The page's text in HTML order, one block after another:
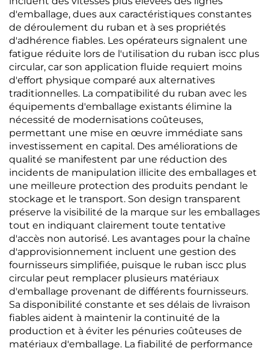
d'emballage, dues aux caractéristiques constantes
de déroulement du ruban et à ses propriétés
d'adhérence fiables. Les opérateurs signalent une
fatigue réduite lors de l'utilisation du ruban iscc plus
circular, car son application fluide requiert moins
d'effort physique comparé aux alternatives
traditionnelles. La compatibilité du ruban avec les
équipements d'emballage existants élimine la
nécessité de modernisations coûteuses,
permettant une mise en œuvre immédiate sans
investissement en capital. Des améliorations de
qualité se manifestent par une réduction des
incidents de manipulation illicite des emballages et
une meilleure protection des produits pendant le
stockage et le transport. Son design transparent
préserve la visibilité de la marque sur les emballages
tout en indiquant clairement toute tentative
d'accès non autorisé. Les avantages pour la chaîne
d'approvisionnement incluent une gestion des
fournisseurs simplifiée, puisque le ruban iscc plus
circular peut remplacer plusieurs matériaux
d'emballage provenant de différents fournisseurs.
Sa disponibilité constante et ses délais de livraison
fiables aident à maintenir la continuité de la
production et à éviter les pénuries coûteuses de
matériaux d'emballage. La fiabilité de performance